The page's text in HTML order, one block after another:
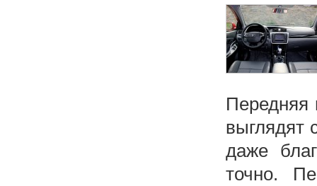
Передняя
выглядят
даже
точно.